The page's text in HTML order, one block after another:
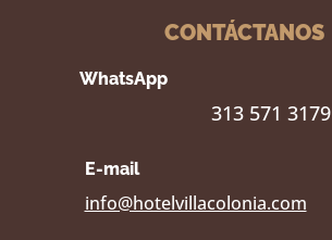
CONTÁCTANOS
WhatsApp
313 571 3179
E-mail
info@hotelvillacolonia.com